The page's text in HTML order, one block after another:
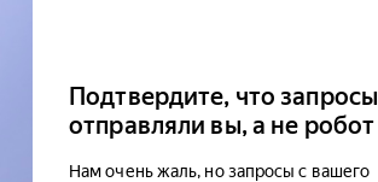
Подтвердите, что запросы
отправляли вы, а не робот
Нам очень жаль, но запросы с вашего